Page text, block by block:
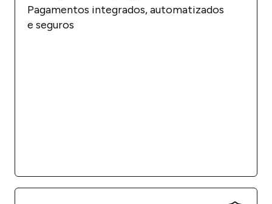
Pagamentos integrados, automatizados
e seguros